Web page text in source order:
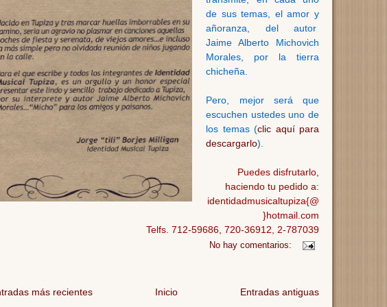
de sus temas, el amor y
añoranza, del autor
Jaime Alberto Michovich
Morales, por la tierra
chicheña.
Pero, mejor será que
escuchen ustedes uno de
los temas (clic aquí para
descargarlo).
Puedes disfrutarlo,
haciendo tu pedido a:
identidadmusicaltupiza{@
}hotmail.com
Telfs. 712-59686 720-36912 2-787039
No hay comentarios:
más recientes Entradas antiguas
Inicio